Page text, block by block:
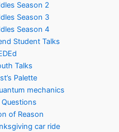
Season 2
Season 3
Season 4
Student Talks
Talks
Palette
mechanics
of Reason
car ride